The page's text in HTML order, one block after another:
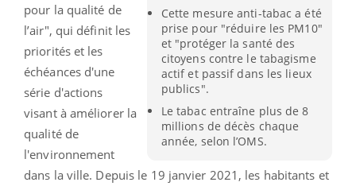
Cette mesure anti-tabac a été
prise pour "réduire les PM10"
et "protéger la santé des
citoyens contre le tabagisme
actif et passif dans les lieux
publics".
Le tabac entraîne plus de 8
millions de décès chaque
année, selon l’OMS.
pour la qualité de
l’air", qui définit les
priorités et les
échéances d'une
série d'actions
visant à améliorer la
qualité de
l'environnement
dans la ville. Depuis le 19 janvier 2021, les habitants et